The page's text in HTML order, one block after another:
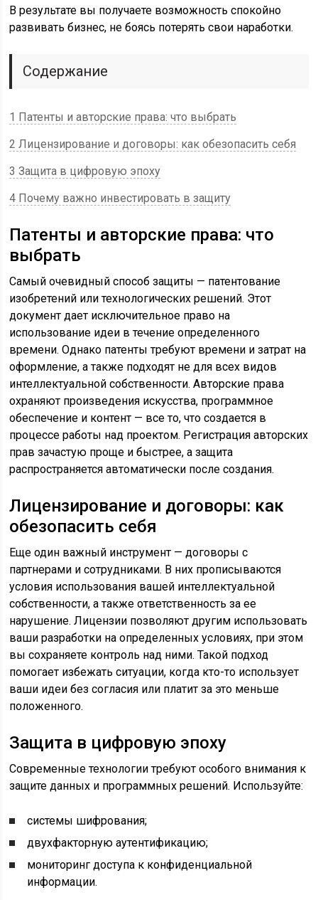
В результате вы получаете возможность спокойно
развивать бизнес, не боясь потерять свои наработки.
Содержание
1 Патенты и авторские права: что выбрать
2 Лицензирование и договоры: как обезопасить себя
3 Защита в цифровую эпоху
4 Почему важно инвестировать в защиту
Патенты и авторские права: что
выбрать
Самый очевидный способ защиты — патентование
изобретений или технологических решений. Этот
документ дает исключительное право на
использование идеи в течение определенного
времени. Однако патенты требуют времени и затрат на
оформление, а также подходят не для всех видов
интеллектуальной собственности. Авторские права
охраняют произведения искусства, программное
обеспечение и контент — все то, что создается в
процессе работы над проектом. Регистрация авторских
прав зачастую проще и быстрее, а защита
распространяется автоматически после создания.
Лицензирование и договоры: как
обезопасить себя
Еще один важный инструмент — договоры с
партнерами и сотрудниками. В них прописываются
условия использования вашей интеллектуальной
собственности, а также ответственность за ее
нарушение. Лицензии позволяют другим использовать
ваши разработки на определенных условиях, при этом
вы сохраняете контроль над ними. Такой подход
помогает избежать ситуации, когда кто-то использует
ваши идеи без согласия или платит за это меньше
положенного.
Защита в цифровую эпоху
Современные технологии требуют особого внимания к
защите данных и программных решений. Используйте:
системы шифрования;
двухфакторную аутентификацию;
мониторинг доступа к конфиденциальной
информации.